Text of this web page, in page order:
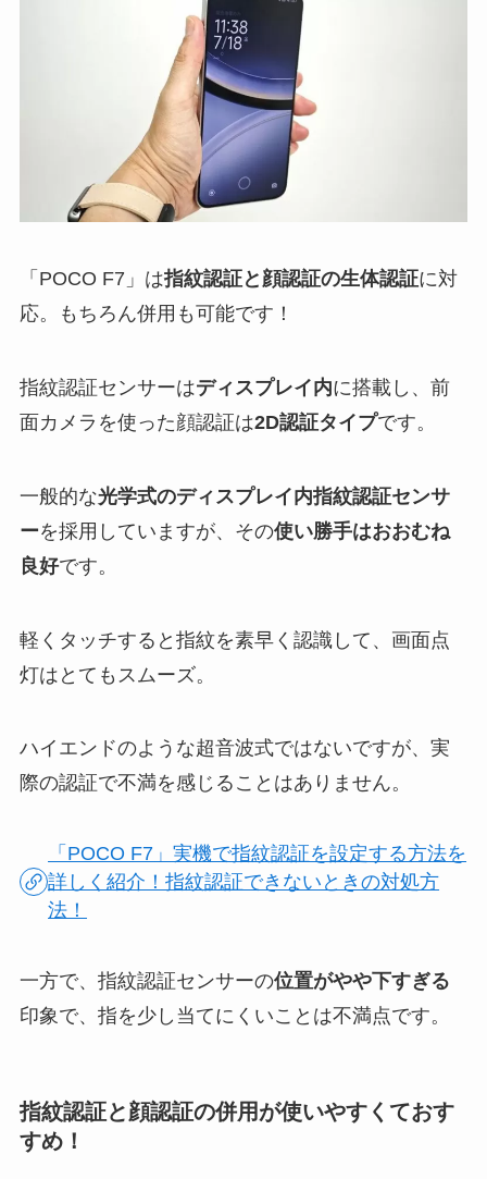
「POCO F7」は指紋認証と顔認証の生体認証に対
応。もちろん併用も可能です！
指紋認証センサーはディスプレイ内に搭載し、前
面カメラを使った顔認証は2D認証タイプです。
一般的な光学式のディスプレイ内指紋認証センサ
ーを採用していますが、その使い勝手はおおむね
良好です。
軽くタッチすると指紋を素早く認識して、画面点
灯はとてもスムーズ。
ハイエンドのような超音波式ではないですが、実
際の認証で不満を感じることはありません。
「POCO F7」実機で指紋認証を設定する方法を
詳しく紹介！指紋認証できないときの対処方
法！
一方で、指紋認証センサーの位置がやや下すぎる
印象で、指を少し当てにくいことは不満点です。
指紋認証と顔認証の併用が使いやすくておす
すめ！